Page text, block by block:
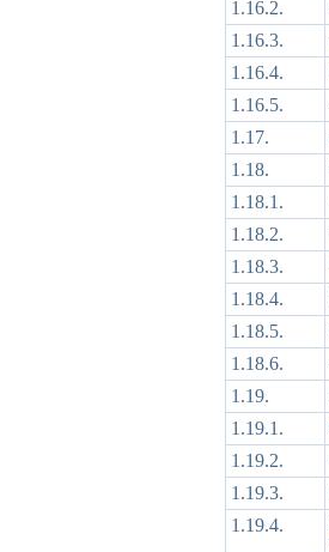
1.16.2.
1.16.3.
1.16.4.
1.16.5.
1.17.
1.18.
1.18.1.
1.18.2.
1.18.3.
1.18.4.
1.18.5.
1.18.6.
1.19.
1.19.1.
1.19.2.
1.19.3.
1.19.4.